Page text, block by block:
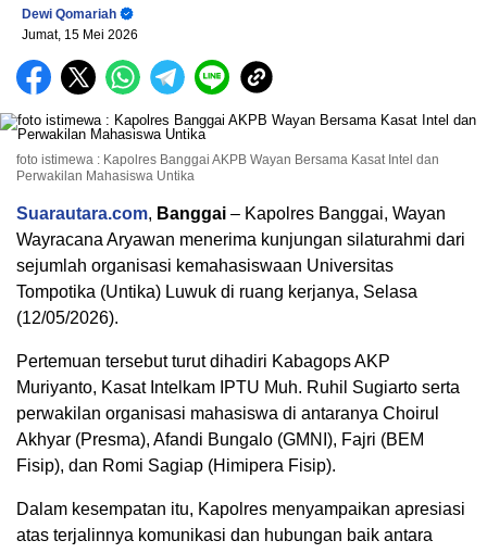
Dewi Qomariah
Jumat, 15 Mei 2026
foto istimewa : Kapolres Banggai AKPB Wayan Bersama Kasat Intel dan
Perwakilan Mahasiswa Untika
Suarautara.com, Banggai – Kapolres Banggai, Wayan
Wayracana Aryawan menerima kunjungan silaturahmi dari
sejumlah organisasi kemahasiswaan Universitas
Tompotika (Untika) Luwuk di ruang kerjanya, Selasa
(12/05/2026).
Pertemuan tersebut turut dihadiri Kabagops AKP
Muriyanto, Kasat Intelkam IPTU Muh. Ruhil Sugiarto serta
perwakilan organisasi mahasiswa di antaranya Choirul
Akhyar (Presma), Afandi Bungalo (GMNI), Fajri (BEM
Fisip), dan Romi Sagiap (Himipera Fisip).
Dalam kesempatan itu, Kapolres menyampaikan apresiasi
atas terjalinnya komunikasi dan hubungan baik antara